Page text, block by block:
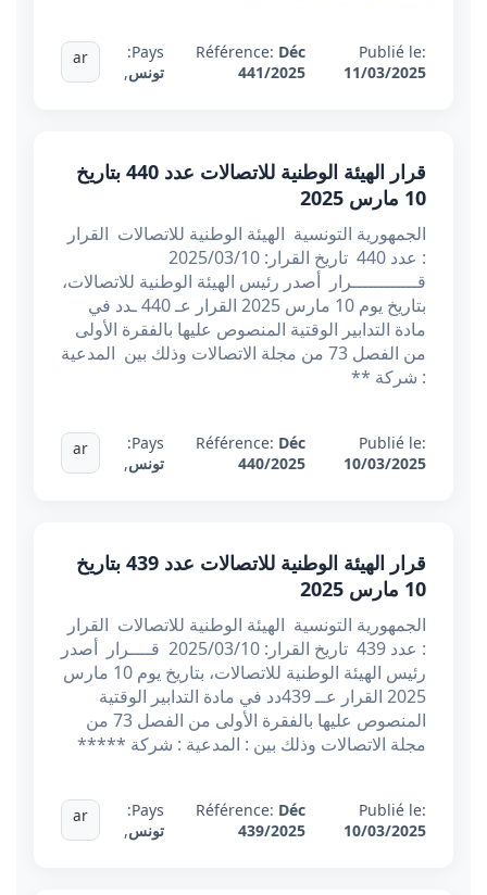
Publié le:
11/03/2025
Référence: Déc
441/2025
Pays:
تونس,
ar
قرار الهيئة الوطنية للاتصالات عدد 440 بتاريخ
10 مارس 2025
الجمهورية التونسية الهيئة الوطنية للاتصالات القرار
قــــــــــــرار أصدر رئيس الهيئة الوطنية للاتصالات،
بتاريخ يوم 10 مارس 2025 القرار عـ 440 ـدد في
مادة التدابير الوقتية المنصوص عليها بالفقرة الأولى
من الفصل 73 من مجلة الاتصالات وذلك بين المدعية
: شركة **
Publié le:
10/03/2025
Référence: Déc
440/2025
Pays:
تونس,
ar
قرار الهيئة الوطنية للاتصالات عدد 439 بتاريخ
10 مارس 2025
الجمهورية التونسية الهيئة الوطنية للاتصالات القرار
: عدد 439 تاريخ القرار: 2025/03/10 قــــرار أصدر
رئيس الهيئة الوطنية للاتصالات، بتاريخ يوم 10 مارس
2025 القرار عــ 439دد في مادة التدابير الوقتية
المنصوص عليها بالفقرة الأولى من الفصل 73 من
مجلة الاتصالات وذلك بين : المدعية : شركة *****
Publié le:
10/03/2025
Référence: Déc
439/2025
Pays:
تونس,
ar